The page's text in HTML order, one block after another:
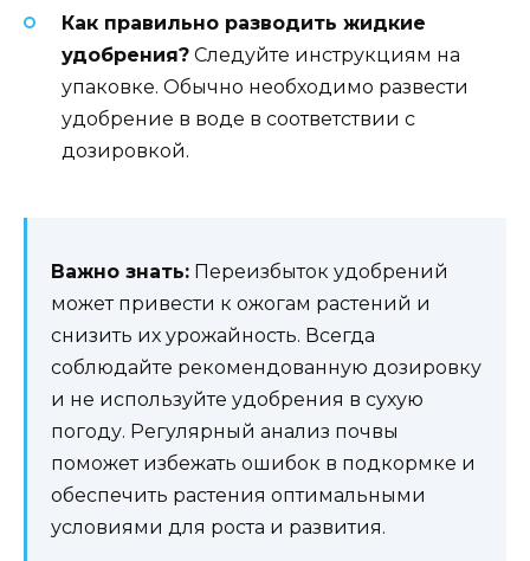
Как правильно разводить жидкие
удобрения? Следуйте инструкциям на
упаковке. Обычно необходимо развести
удобрение в воде в соответствии с
дозировкой.
Важно знать: Переизбыток удобрений
может привести к ожогам растений и
снизить их урожайность. Всегда
соблюдайте рекомендованную дозировку
и не используйте удобрения в сухую
погоду. Регулярный анализ почвы
поможет избежать ошибок в подкормке и
обеспечить растения оптимальными
условиями для роста и развития.